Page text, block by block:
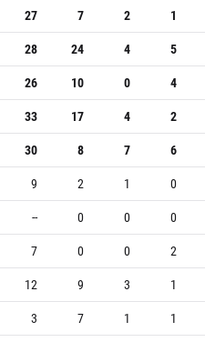
27 7 2 1
28 24 4 5
26 10 0 4
33 17 4 2
30 8 7 6
9 2 1 0
-- 0 0 0
7 0 0 2
12 9 3 1
3 7 1 1